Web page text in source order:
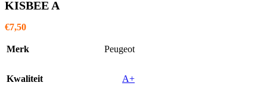
KISBEE A
€7,50
Merk Peugeot
Kwaliteit A+